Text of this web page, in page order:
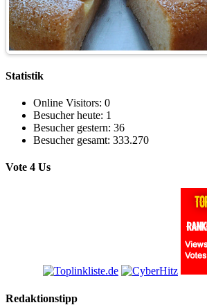
Statistik
Online Visitors: 0
Besucher heute: 1
Besucher gestern: 36
Besucher gesamt: 333.270
Vote 4 Us
Redaktionstipp